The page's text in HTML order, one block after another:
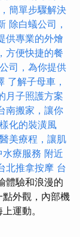
簡單步驟解決
除白蟻公司，
供專業的外燴
方便快捷的餐
司，為你提供
了解子母車，
月子照護方案
南搬家，讓你
化的裝潢風
美療程，讓肌
水療服務 附近
北推拿按摩 台
體驗和浪漫的
外觀，內部機
運動。